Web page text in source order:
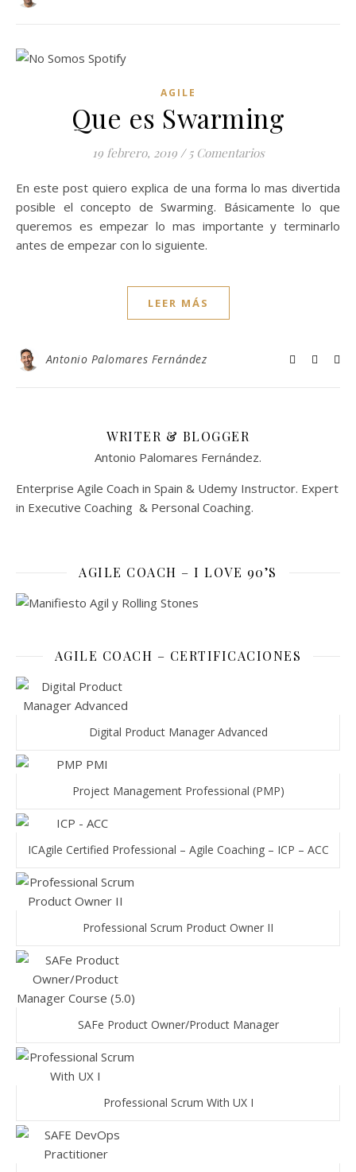
AGILE
Que es Swarming
19 febrero, 2019 / 5 Comentarios
En este post quiero explica de una forma lo mas divertida
posible el concepto de Swarming. Básicamente lo que
queremos es empezar lo mas importante y terminarlo
antes de empezar con lo siguiente.
LEER MÁS
Antonio Palomares Fernández
WRITER & BLOGGER
Antonio Palomares Fernández.
Enterprise Agile Coach in Spain & Udemy Instructor. Expert
in Executive Coaching & Personal Coaching.
AGILE COACH – I LOVE 90’S
AGILE COACH – CERTIFICACIONES
Digital Product Manager Advanced
Project Management Professional (PMP)
ICAgile Certified Professional – Agile Coaching – ICP – ACC
Professional Scrum Product Owner II
SAFe Product Owner/Product Manager
Professional Scrum With UX I